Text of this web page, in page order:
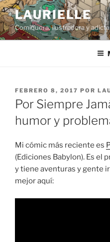
Saltar
al
contenido
LAURIELLE
Comiquera, ilustradora y
PUBLICADO
EL
FEBRERO 8, 2017 POR
Por Siempre
humor y
Mi cómic más reciente es
(Ediciones Babylon). Es el
y tiene aventuras y gente
mejor aquí: